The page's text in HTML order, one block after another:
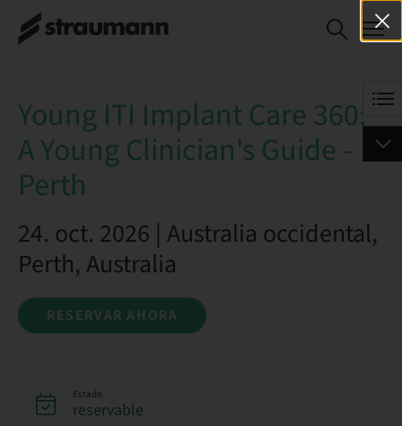
Young ITI Implant Care
360: A Young Clinician's
RESERVAR AHORA
Young ITI Implant Care 360:
A Young Clinician's Guide -
Perth
24. oct. 2026 | Australia occidental,
Perth, Australia
RESERVAR AHORA
Estado
reservable